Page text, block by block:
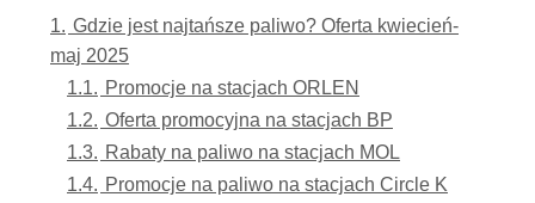
1. Gdzie jest najtańsze paliwo? Oferta kwiecień-
maj 2025
1.1. Promocje na stacjach ORLEN
1.2. Oferta promocyjna na stacjach BP
1.3. Rabaty na paliwo na stacjach MOL
1.4. Promocje na paliwo na stacjach Circle K